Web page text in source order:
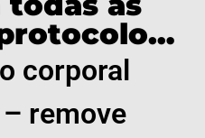
corporal
remove